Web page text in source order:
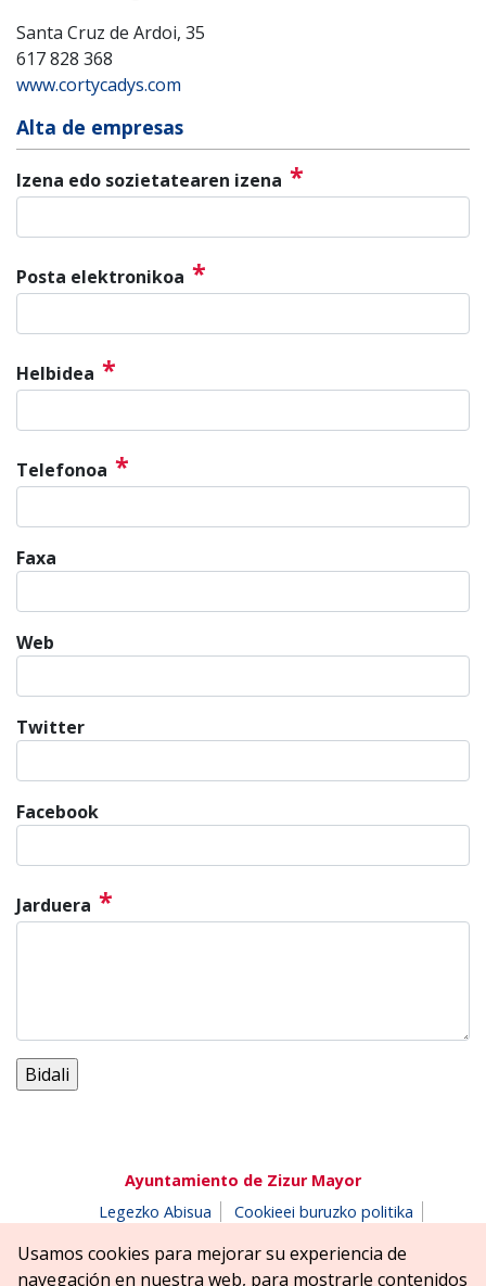
Santa Cruz de Ardoi, 35
617 828 368
www.cortycadys.com
Alta de empresas
Izena edo sozietatearen izena *
Posta elektronikoa *
Helbidea *
Telefonoa *
Faxa
Web
Twitter
Facebook
Jarduera *
Ayuntamiento de Zizur Mayor
Legezko Abisua
Cookieei buruzko politika
Salaketen postontzia
Usamos cookies para mejorar su experiencia de
navegación en nuestra web, para mostrarle contenidos